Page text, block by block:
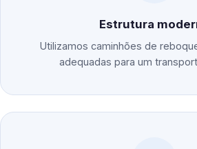
Estrutura
Utilizamos caminhões de
adequadas para um